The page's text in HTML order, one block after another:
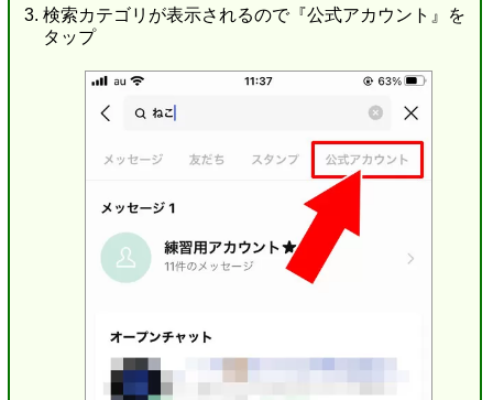
検索カテゴリが表示されるので『公式アカウント』を
タップ